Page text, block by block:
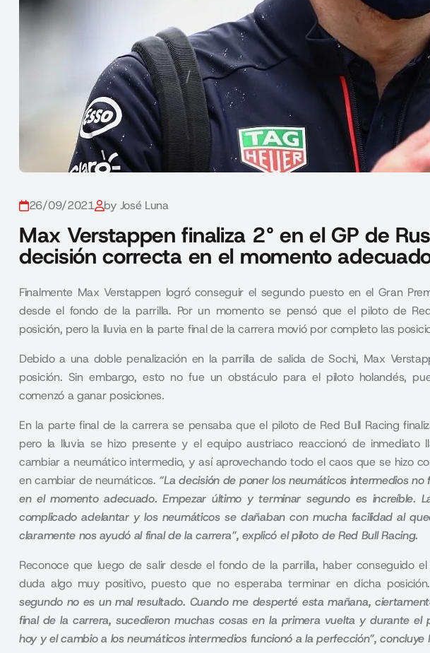
26/09/2021 by José Luna
Max Verstappen finaliza 2° en el GP de
decisión correcta en el momento
Finalmente Max Verstappen logró conseguir el segundo puesto en el Gran
desde el fondo de la parrilla. Por un momento se pensó que el piloto de
posición, pero la lluvia en la parte final de la carrera movió por completo las
Debido a una doble penalización en la parrilla de salida de Sochi, Max
posición. Sin embargo, esto no fue un obstáculo para el piloto holandés,
comenzó a ganar posiciones.
En la parte final de la carrera se pensaba que el piloto de Red Bull Racing
pero la lluvia se hizo presente y el equipo austriaco reaccionó de inmediato
cambiar a neumático intermedio, y así aprovechando todo el caos que se hizo
en cambiar de neumáticos. “La decisión de poner los neumáticos intermedios
en el momento adecuado. Empezar último y terminar segundo es increíble.
complicado adelantar y los neumáticos se dañaban con mucha facilidad al
claramente nos ayudó al final de la carrera”, explicó el piloto de Red Bull Racing.
Reconoce que luego de salir desde el fondo de la parrilla, haber conseguido
duda algo muy positivo, puesto que no esperaba terminar en dicha posición.
segundo no es un mal resultado. Cuando me desperté esta mañana,
final de la carrera, sucedieron muchas cosas en la primera vuelta y durante el
hoy y el cambio a los neumáticos intermedios funcionó a la perfección”, concluye